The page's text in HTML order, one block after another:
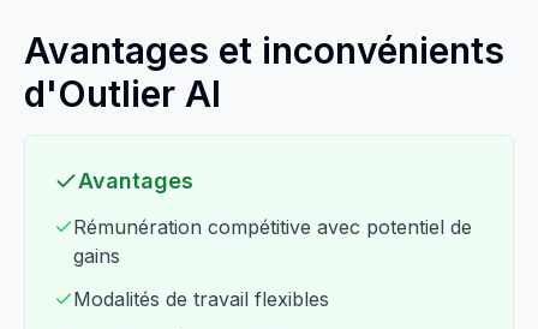
Avantages et inconvénients
d'Outlier AI
Avantages
Rémunération compétitive avec potentiel de
gains
Modalités de travail flexibles